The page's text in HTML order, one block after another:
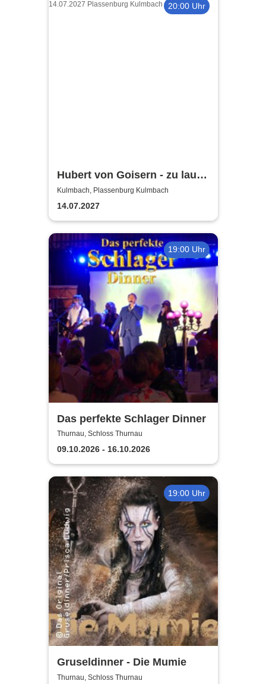
20:00 Uhr
Hubert von Goisern - zu laut!
Tour 2027
Kulmbach, Plassenburg Kulmbach
14.07.2027
19:00 Uhr
Das perfekte Schlager Dinner
Thurnau, Schloss Thurnau
09.10.2026 - 16.10.2026
19:00 Uhr
Gruseldinner - Die Mumie
Thurnau, Schloss Thurnau